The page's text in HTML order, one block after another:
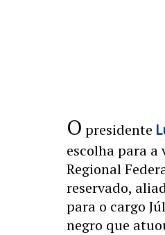
O presidente
escolha para a
Regional
reservado,
para o cargo
negro que